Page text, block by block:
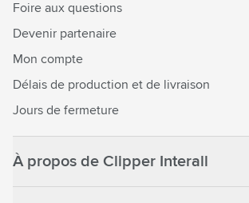
Foire aux questions
Devenir partenaire
Mon compte
Délais de production et de livraison
Jours de fermeture
À propos de Clipper Interall